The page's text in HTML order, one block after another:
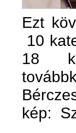
Ezt
10
18
kép: